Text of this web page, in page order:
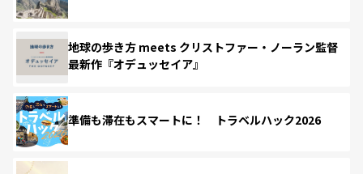
地球の歩き方 meets クリストファー・ノーラン監督
最新作『オデュッセイア』
準備も滞在もスマートに！ トラベルハック2026